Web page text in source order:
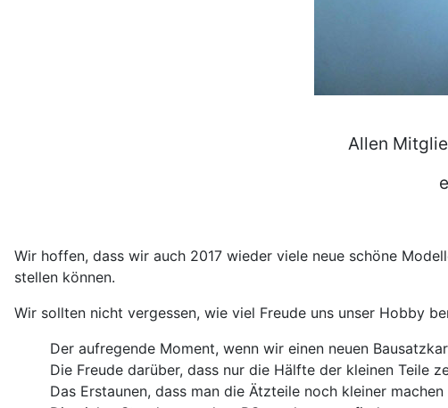
Allen
Wir hoffen, dass wir auch 2017 wieder viele neue schöne
stellen können.
Wir sollten nicht vergessen, wie viel Freude uns unser Hobby
Der aufregende Moment, wenn wir einen neuen
Die Freude darüber, dass nur die Hälfte der kleinen Teile
Das Erstaunen, dass man die Ätzteile noch kleiner machen